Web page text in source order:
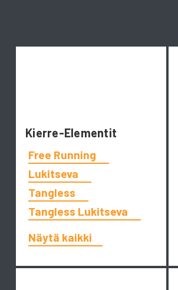
Kierre-Elementit
Free Running
Lukitseva
Tangless
Tangless Lukitseva
Näytä kaikki